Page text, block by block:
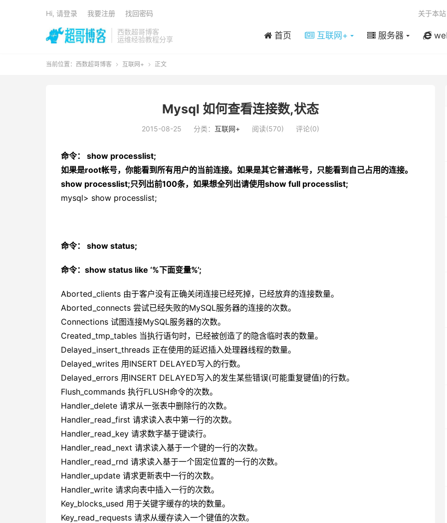
西数超哥博客
运维经验教程分享
首页 互联网+ 服务器
关于本站
Hi, 请登录 我要注册 找回密码
当前位置： 西数超哥博客  互联网+  正文
Mysql 如何查看连接数,状态
2015-08-25 分类： 互联网+ 阅读(570) 评论(0)
命令： show processlist;
如果是root帐号，你能看到所有用户的当前连接。如果是其它普通帐号，只能看到自己占用的连接。
show processlist;只列出前100条，如果想全列出请使用show full processlist;
mysql> show processlist;
命令： show status;
命令：show status like ‘%下面变量%’;
Aborted_clients 由于客户没有正确关闭连接已经死掉，已经放弃的连接数量。
Aborted_connects 尝试已经失败的MySQL服务器的连接的次数。
Connections 试图连接MySQL服务器的次数。
Created_tmp_tables 当执行语句时，已经被创造了的隐含临时表的数量。
Delayed_insert_threads 正在使用的延迟插入处理器线程的数量。
Delayed_writes 用INSERT DELAYED写入的行数。
Delayed_errors 用INSERT DELAYED写入的发生某些错误(可能重复键值)的行数。
Flush_commands 执行FLUSH命令的次数。
Handler_delete 请求从一张表中删除行的次数。
Handler_read_first 请求读入表中第一行的次数。
Handler_read_key 请求数字基于键读行。
Handler_read_next 请求读入基于一个键的一行的次数。
Handler_read_rnd 请求读入基于一个固定位置的一行的次数。
Handler_update 请求更新表中一行的次数。
Handler_write 请求向表中插入一行的次数。
Key_blocks_used 用于关键字缓存的块的数量。
Key_read_requests 请求从缓存读入一个键值的次数。